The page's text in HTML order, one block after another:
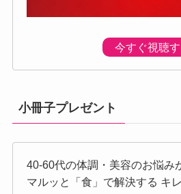
今すぐ視聴
小冊子プレゼント
40-60代の体調・美容のお悩み
マルッと「食」で解決する キ